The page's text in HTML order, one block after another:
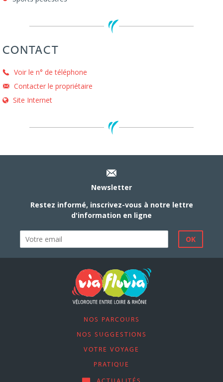
CONTACT
Voir le n° de téléphone
Contacter le propriétaire
Site Internet
Newsletter
Restez informé, inscrivez-vous à notre lettre
d'information en ligne
NOS PARCOURS
NOS SUGGESTIONS
VOTRE VOYAGE
PRATIQUE